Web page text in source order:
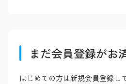
まだ会員登録がお
はじめての方は新規会員登録し